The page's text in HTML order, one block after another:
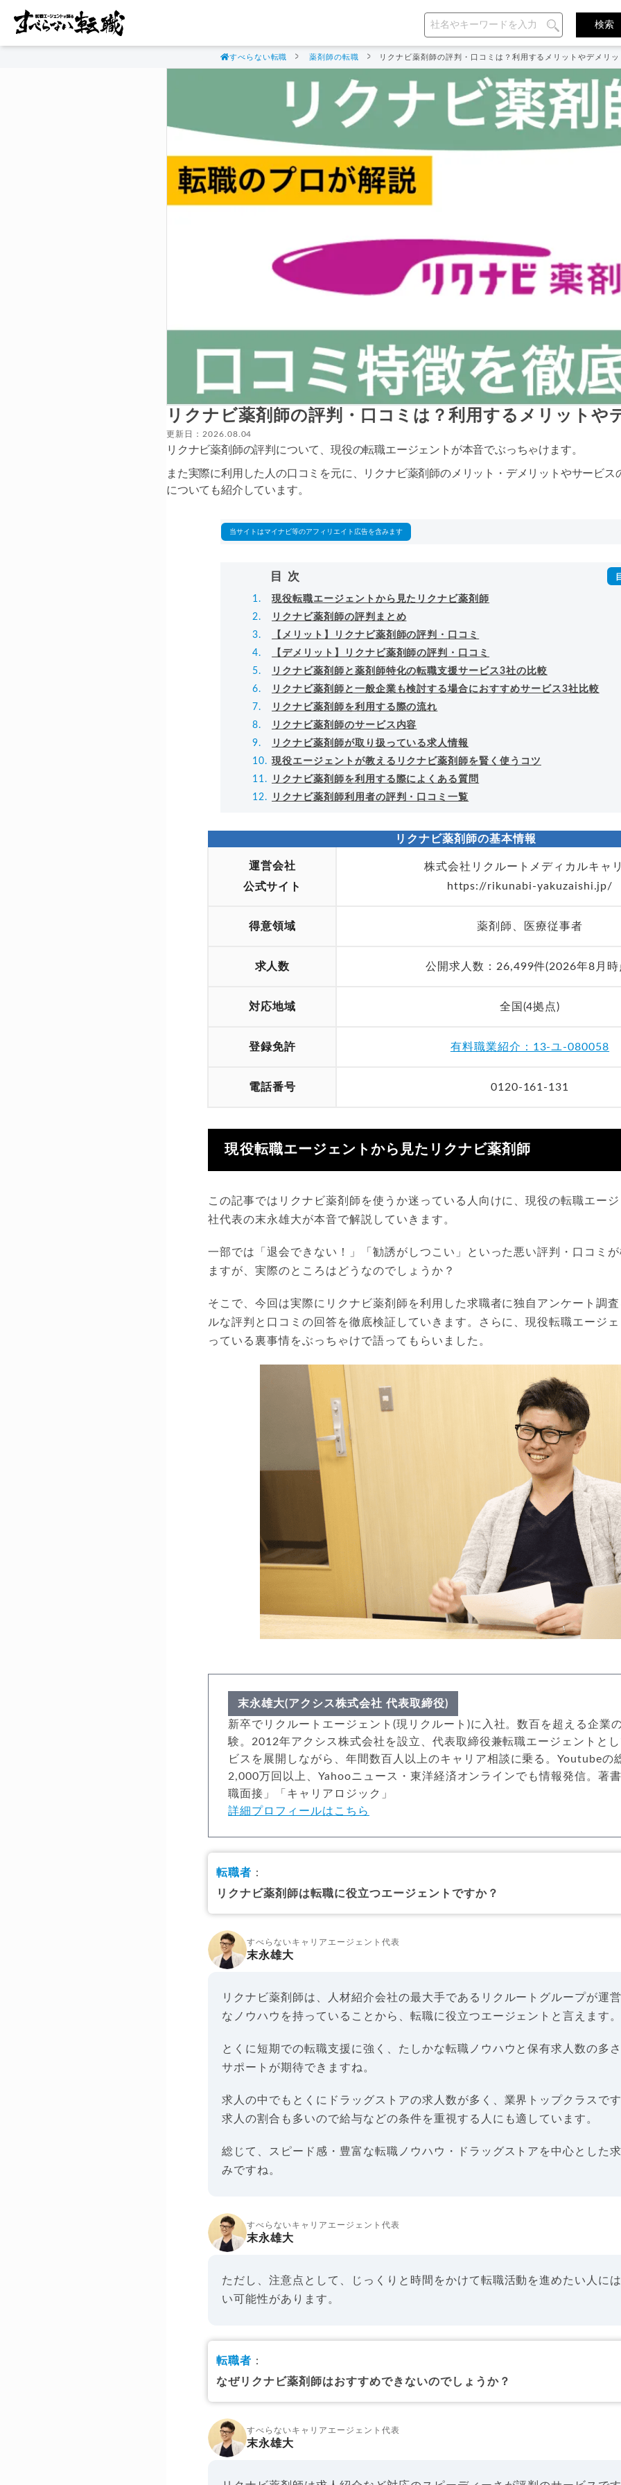
すべらない転職 薬剤師の転職 リクナビ薬剤師の評判・口コミは？利用するメリットやデメリ
リクナビ薬剤師の評判・口コミは？利用するメリットや
更新日：2026.08.04
リクナビ薬剤師の評判について、現役の転職エージェントが本音でぶっちゃけます。
また実際に利用した人の口コミを元に、リクナビ薬剤師のメリット・デメリットやサービス
についても紹介しています。
当サイトはマイナビ等のアフィリエイト広告を含みます
目次
現役転職エージェントから見たリクナビ薬剤師
リクナビ薬剤師の評判まとめ
【メリット】リクナビ薬剤師の評判・口コミ
【デメリット】リクナビ薬剤師の評判・口コミ
リクナビ薬剤師と薬剤師特化の転職支援サービス3社の比較
リクナビ薬剤師と一般企業も検討する場合におすすめサービス3社比較
リクナビ薬剤師を利用する際の流れ
リクナビ薬剤師のサービス内容
リクナビ薬剤師が取り扱っている求人情報
現役エージェントが教えるリクナビ薬剤師を賢く使うコツ
リクナビ薬剤師を利用する際によくある質問
リクナビ薬剤師利用者の評判・口コミ一覧
リクナビ薬剤師の基本情報
運営会社
公式サイト
株式会社リクルートメディカルキャ
https://rikunabi-yakuzaishi.jp/
得意領域 薬剤師、医療従事者
求人数 公開求人数：26,499件(2026年8月時
対応地域 全国(4拠点)
登録免許 有料職業紹介：13-ユ-080058
電話番号 0120-161-131
現役転職エージェントから見たリクナビ薬剤師
この記事ではリクナビ薬剤師を使うか迷っている人向けに、現役の転職エー
社代表の末永雄大が本音で解説していきます。
一部では「退会できない！」「勧誘がしつこい」といった悪い評判・口コミ
ますが、実際のところはどうなのでしょうか？
そこで、今回は実際にリクナビ薬剤師を利用した求職者に独自アンケート調
ルな評判と口コミの回答を徹底検証していきます。さらに、現役転職エージ
っている裏事情をぶっちゃけで語ってもらいました。
末永雄大(アクシス株式会社 代表取締役)
新卒でリクルートエージェント(現リクルート)に入社。数百を超える企業
験。2012年アクシス株式会社を設立、代表取締役兼転職エージェントと
ビスを展開しながら、年間数百人以上のキャリア相談に乗る。Youtubeの
2,000万回以上、Yahooニュース・東洋経済オンラインでも情報発信。著
職面接」「キャリアロジック」
詳細プロフィールはこちら
転職者 ：
リクナビ薬剤師は転職に役立つエージェントですか？
すべらないキャリアエージェント代表
末永雄大
リクナビ薬剤師は、人材紹介会社の最大手であるリクルートグループが運
なノウハウを持っていることから、転職に役立つエージェントと言えます
とくに短期での転職支援に強く、たしかな転職ノウハウと保有求人数の多
サポートが期待できますね。
求人の中でもとくにドラッグストアの求人数が多く、業界トップクラスで
求人の割合も多いので給与などの条件を重視する人にも適しています。
総じて、スピード感・豊富な転職ノウハウ・ドラッグストアを中心とした
みですね。
すべらないキャリアエージェント代表
末永雄大
ただし、注意点として、じっくりと時間をかけて転職活動を進めたい人に
い可能性があります。
転職者 ：
なぜリクナビ薬剤師はおすすめできないのでしょうか？
すべらないキャリアエージェント代表
末永雄大